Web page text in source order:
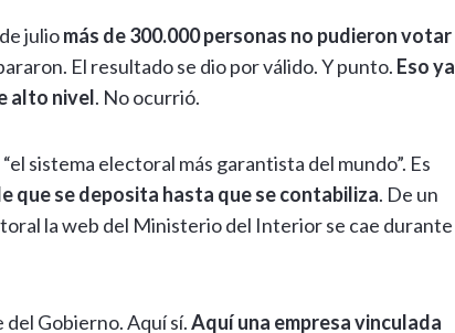
juliomás de 300.000 personas no pudieron votar
El resultado se dio por válido. Y punto. Eso ya
alto nivel. No ocurrió.
sistema electoral más garantista del mundo”. Es
que se deposita hasta que se contabiliza. De un
la web del Ministerio del Interior se cae durante
Gobierno. Aquí sí.Aquí una empresa vinculada